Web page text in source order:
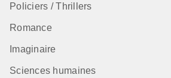
Policiers / Thrillers
Romance
Imaginaire
Sciences humaines